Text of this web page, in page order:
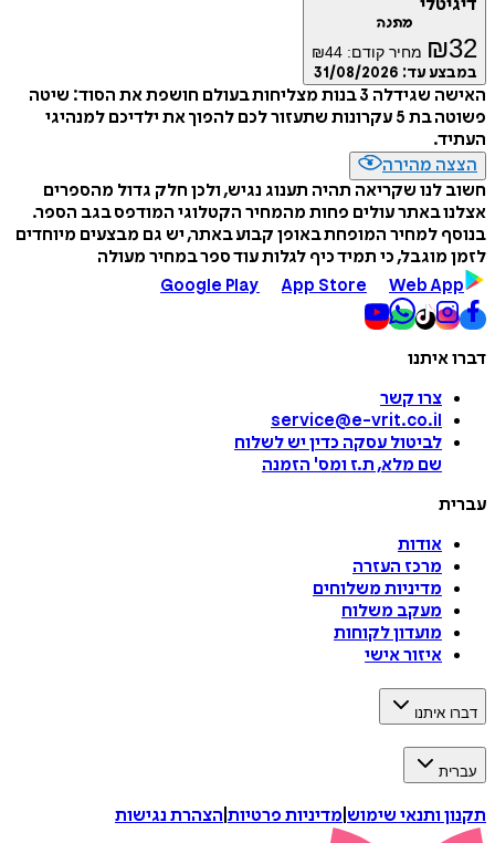
דיגיטלי
מתנה
₪32 מחיר קודם: ₪44
במבצע עד: 31/08/2026
האישה שגידלה 3 בנות מצליחות בעולם חושפת את הסוד: שיטה
פשוטה בת 5 עקרונות שתעזור לכם להפוך את ילדיכם למנהיגי
העתיד.
הצצה מהירה
חשוב לנו שקריאה תהיה תענוג נגיש, ולכן חלק גדול מהספרים
אצלנו באתר עולים פחות מהמחיר הקטלוגי המודפס בגב הספר.
בנוסף למחיר המופחת באופן קבוע באתר, יש גם מבצעים מיוחדים
לזמן מוגבל, כי תמיד כיף לגלות עוד ספר במחיר מעולה
Google Play
App Store Web App
דברו איתנו
צרו קשר
service@e-vrit.co.il
לביטול עסקה כדין יש לשלוח
שם מלא, ת.ז ומס' הזמנה
עברית
אודות
מרכז העזרה
מדיניות משלוחים
מעקב משלוח
מועדון לקוחות
איזור אישי
דברו איתנו
עברית
תקנון ותנאי שימוש מדיניות פרטיות הצהרת נגישות